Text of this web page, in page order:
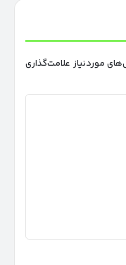
موردنیاز علامت‌گذاری